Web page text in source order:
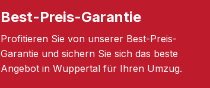
Best-Preis-Garantie
Profitieren Sie von unserer Best-Preis-
Garantie und sichern Sie sich das beste
Angebot in Wuppertal für Ihren Umzug.